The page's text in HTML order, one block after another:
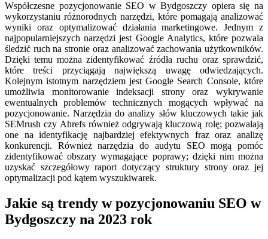
Współczesne pozycjonowanie SEO w Bydgoszczy opiera się na
wykorzystaniu różnorodnych narzędzi, które pomagają analizować
wyniki oraz optymalizować działania marketingowe. Jednym z
najpopularniejszych narzędzi jest Google Analytics, które pozwala
śledzić ruch na stronie oraz analizować zachowania użytkowników.
Dzięki temu można zidentyfikować źródła ruchu oraz sprawdzić,
które treści przyciągają największą uwagę odwiedzających.
Kolejnym istotnym narzędziem jest Google Search Console, które
umożliwia monitorowanie indeksacji strony oraz wykrywanie
ewentualnych problemów technicznych mogących wpływać na
pozycjonowanie. Narzędzia do analizy słów kluczowych takie jak
SEMrush czy Ahrefs również odgrywają kluczową rolę; pozwalają
one na identyfikację najbardziej efektywnych fraz oraz analizę
konkurencji. Również narzędzia do audytu SEO mogą pomóc
zidentyfikować obszary wymagające poprawy; dzięki nim można
uzyskać szczegółowy raport dotyczący struktury strony oraz jej
optymalizacji pod kątem wyszukiwarek.
Jakie są trendy w pozycjonowaniu SEO w
Bydgoszczy na 2023 rok